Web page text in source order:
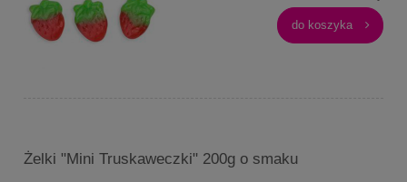
do koszyka
Żelki "Mini Truskaweczki" 200g o smaku